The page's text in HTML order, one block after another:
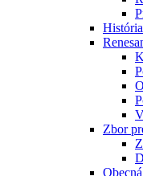
Zbor